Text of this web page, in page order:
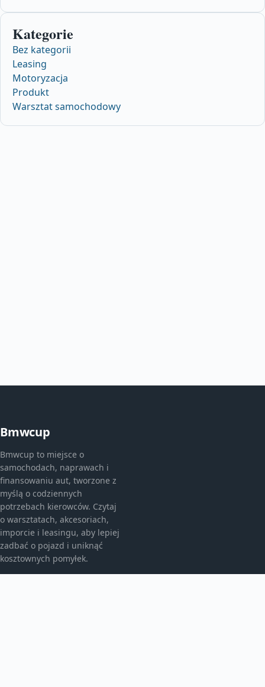
Kategorie
Bez kategorii
Leasing
Motoryzacja
Produkt
Warsztat samochodowy
Bmwcup
Bmwcup to miejsce o
samochodach, naprawach i
finansowaniu aut, tworzone z
myślą o codziennych
potrzebach kierowców. Czytaj
o warsztatach, akcesoriach,
imporcie i leasingu, aby lepiej
zadbać o pojazd i uniknąć
kosztownych pomyłek.